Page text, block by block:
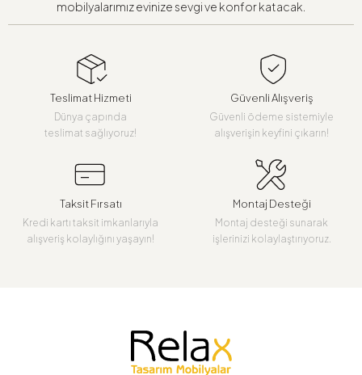
mobilyalarımız evinize sevgi ve konfor katacak.
Teslimat Hizmeti
Dünya çapında
teslimat sağlıyoruz!
Güvenli Alışveriş
Güvenli ödeme sistemiyle
alışverişin keyfini çıkarın!
Taksit Fırsatı
Kredi kartı taksit imkanlarıyla
alışveriş kolaylığını yaşayın!
Montaj Desteği
Montaj desteği sunarak
işlerinizi kolaylaştırıyoruz.